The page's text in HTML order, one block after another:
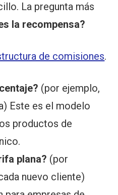
La pregunta más
la recompensa?
de comisiones.
(por ejemplo,
Este es el modelo
productos de
plana? (por
nuevo cliente)